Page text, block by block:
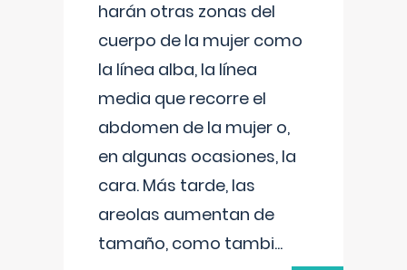
harán otras zonas del
cuerpo de la mujer como
la línea alba, la línea
media que recorre el
abdomen de la mujer o,
en algunas ocasiones, la
cara. Más tarde, las
areolas aumentan de
tamaño, como tambi...